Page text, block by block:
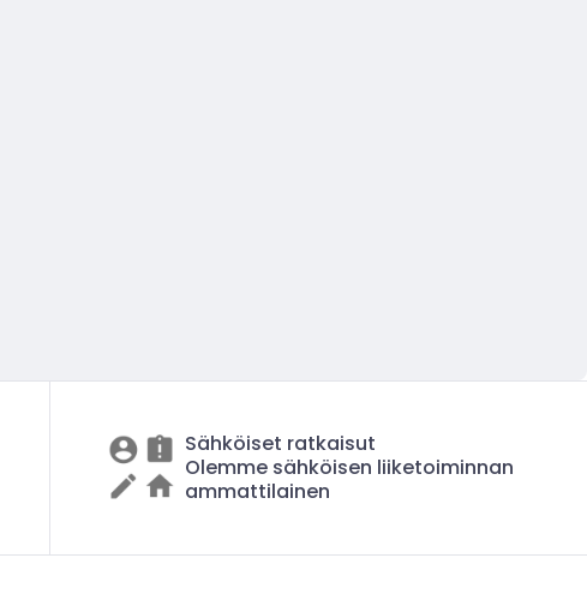
Sähköiset ratkaisut
Olemme sähköisen liiketoiminnan
ammattilainen